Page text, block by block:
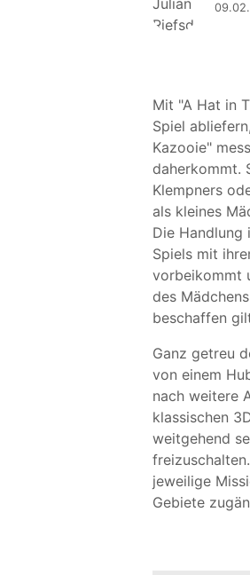
Mit "A Hat in
Spiel
Kazooie"
daherkommt.
Klempners
als kleines
Die Handlung
Spiels mit
vorbeikommt
des
beschaffen
Ganz getreu
von einem
nach weitere
klassischen
weitgehend
jeweilige
Gebiete